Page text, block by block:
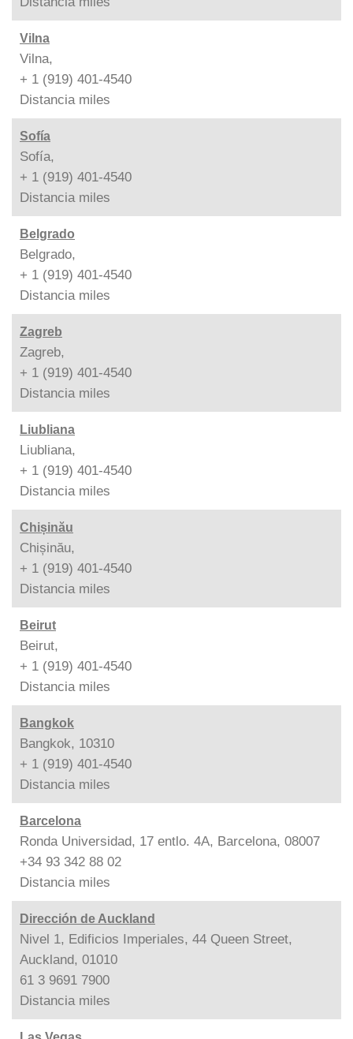
Vilna
Vilna,
+ 1 (919) 401-4540
Distancia miles
Sofía
Sofía,
+ 1 (919) 401-4540
Distancia miles
Belgrado
Belgrado,
+ 1 (919) 401-4540
Distancia miles
Zagreb
Zagreb,
+ 1 (919) 401-4540
Distancia miles
Liubliana
Liubliana,
+ 1 (919) 401-4540
Distancia miles
Chișinău
Chișinău,
+ 1 (919) 401-4540
Distancia miles
Beirut
Beirut,
+ 1 (919) 401-4540
Distancia miles
Bangkok
Bangkok, 10310
+ 1 (919) 401-4540
Distancia miles
Barcelona
Ronda Universidad, 17 entlo. 4A, Barcelona, 08007
+34 93 342 88 02
Distancia miles
Dirección de Auckland
Nivel 1, Edificios Imperiales, 44 Queen Street,
Auckland, 01010
61 3 9691 7900
Distancia miles